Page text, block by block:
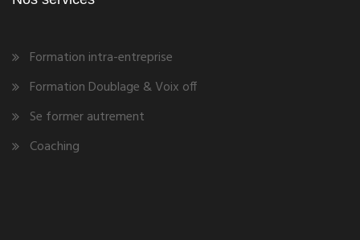
Formation intra-entreprise
Formation Doublage & Voix off
Se former autrement
Coaching